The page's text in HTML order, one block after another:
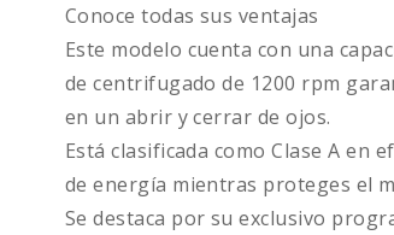
Conoce todas sus ventajas
Este modelo cuenta con una
de centrifugado de 1200 rpm
en un abrir y cerrar de ojos.
Está clasificada como Clase A en
de energía mientras proteges el
Se destaca por su exclusivo